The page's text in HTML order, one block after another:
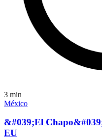
3 min
México
&#039;El
EU